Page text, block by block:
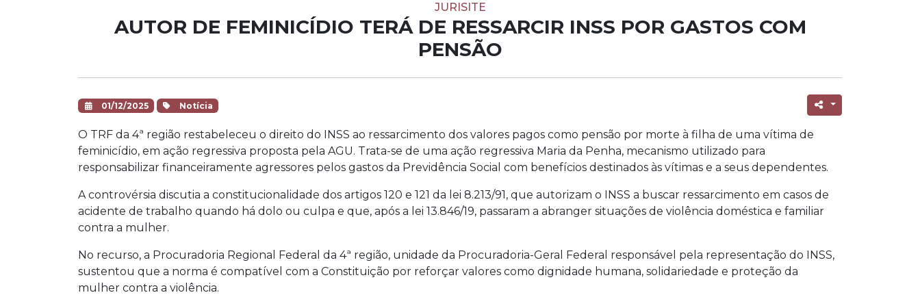
JURISITE
AUTOR DE FEMINICÍDIO TERÁ DE RESSARCIR INSS POR GASTOS COM
PENSÃO
01/12/2025 Notícia
O TRF da 4ª região restabeleceu o direito do INSS ao ressarcimento dos valores pagos como pensão por morte à filha de uma vítima de
feminicídio, em ação regressiva proposta pela AGU. Trata-se de uma ação regressiva Maria da Penha, mecanismo utilizado para
responsabilizar financeiramente agressores pelos gastos da Previdência Social com benefícios destinados às vítimas e a seus dependentes.
A controvérsia discutia a constitucionalidade dos artigos 120 e 121 da lei 8.213/91, que autorizam o INSS a buscar ressarcimento em casos de
acidente de trabalho quando há dolo ou culpa e que, após a lei 13.846/19, passaram a abranger situações de violência doméstica e familiar
contra a mulher.
No recurso, a Procuradoria Regional Federal da 4ª região, unidade da Procuradoria-Geral Federal responsável pela representação do INSS,
sustentou que a norma é compatível com a Constituição por reforçar valores como dignidade humana, solidariedade e proteção da
mulher contra a violência.